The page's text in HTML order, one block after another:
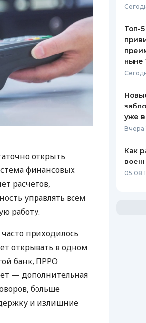
открыть
финансовых
расчетов,
управлять всем
работу.
приходилось
открывать в одном
банк, ПРРО
— дополнительная
больше
и излишние
Топ-
ныне
уже в
Вчера
Как
05.08